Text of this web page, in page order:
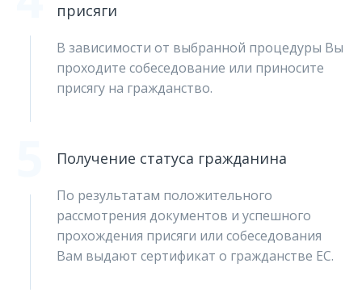
присяги
В зависимости от выбранной процедуры Вы
проходите собеседование или приносите
присягу на гражданство.
Получение статуса гражданина
По результатам положительного
рассмотрения документов и успешного
прохождения присяги или собеседования
Вам выдают сертификат о гражданстве ЕС.